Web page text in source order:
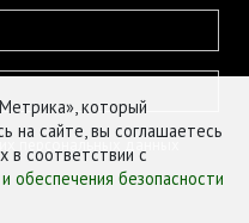
персональных данных
который
на сайте, вы соглашаетесь
в соответствии с
обеспечения безопасности